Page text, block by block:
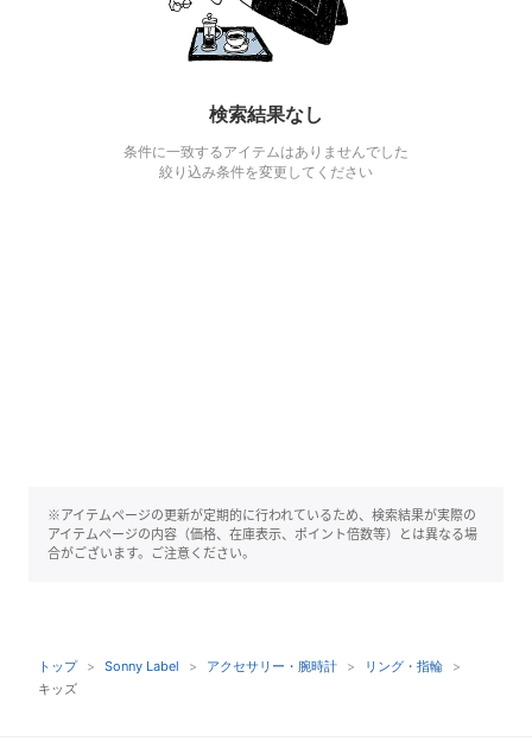
検索結果なし
条件に一致するアイテムはありませんでした
絞り込み条件を変更してください
※アイテムページの更新が定期的に行われているため、検索結果が実際の
アイテムページの内容（価格、在庫表示、ポイント倍数等）とは異なる場
合がございます。ご注意ください。
トップ Sonny Label アクセサリー・腕時計
リング・指輪
キッズ